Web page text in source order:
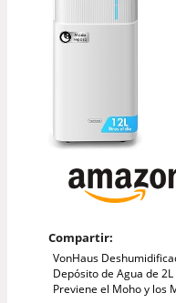
Compartir:
VonHaus
Depósito de Agua de
Previene el Moho y los